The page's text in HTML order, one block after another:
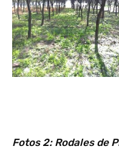
Fotos 2: Rodales de